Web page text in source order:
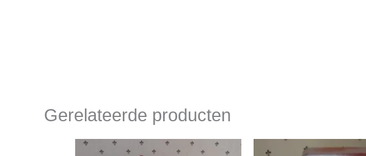
Gerelateerde producten